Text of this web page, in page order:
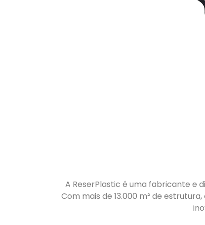
A ReserPlastic é uma fabricante e
Com mais de 13.000 m² de